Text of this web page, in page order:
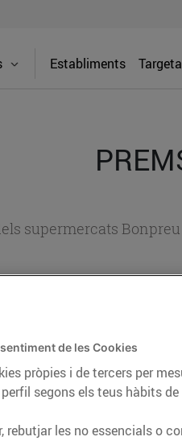
Establiments
supermercats
de les Cookies
pròpies i de tercers per
segons els teus hàbits
rebutjar les no essencials o